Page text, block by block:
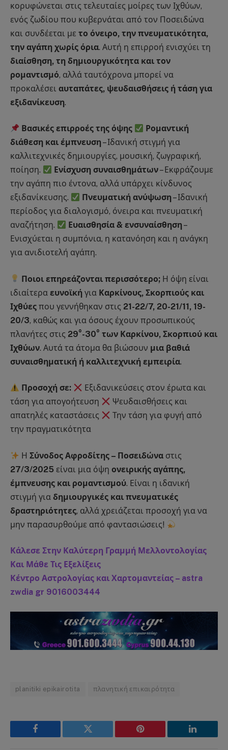
κορυφώνεται στις τελευταίες μοίρες των Ιχθύων,
ενός ζωδίου που κυβερνάται από τον Ποσειδώνα
και συνδέεται με το όνειρο, την πνευματικότητα,
την αγάπη χωρίς όρια. Αυτή η επιρροή ενισχύει τη
διαίσθηση, τη δημιουργικότητα και τον
ρομαντισμό, αλλά ταυτόχρονα μπορεί να
προκαλέσει αυταπάτες, ψευδαισθήσεις ή τάση για
εξιδανίκευση.
Βασικές επιρροές της όψης
Ρομαντική
διάθεση και έμπνευση– Ιδανική στιγμή για
καλλιτεχνικές δημιουργίες, μουσική, ζωγραφική,
ποίηση.
Ενίσχυση συναισθημάτων– Εκφράζουμε
την αγάπη πιο έντονα, αλλά υπάρχει κίνδυνος
εξιδανίκευσης.
Πνευματική ανύψωση– Ιδανική
περίοδος για διαλογισμό, όνειρα και πνευματική
αναζήτηση.
Ευαισθησία & ενσυναίσθηση–
Ενισχύεται η συμπόνια, η κατανόηση και η ανάγκη
για ανιδιοτελή αγάπη.
Ποιοι επηρεάζονται περισσότερο; Η όψη είναι
ιδιαίτερα ευνοϊκή για Καρκίνους, Σκορπιούς και
Ιχθύες που γεννήθηκαν στις 21-22/7, 20-21/11, 19-
20/3, καθώς και για όσους έχουν προσωπικούς
πλανήτες στις 29°-30° των Καρκίνου, Σκορπιού και
Ιχθύων. Αυτά τα άτομα θα βιώσουν μια βαθιά
συναισθηματική ή καλλιτεχνική εμπειρία.
Προσοχή σε:
Εξιδανικεύσεις στον έρωτα και
τάση για απογοήτευση
Ψευδαισθήσεις και
απατηλές καταστάσεις
Την τάση για φυγή από
την πραγματικότητα
ΗΣύνοδος Αφροδίτης – Ποσειδώνα στις
27/3/2025 είναι μια όψη ονειρικής αγάπης,
έμπνευσης και ρομαντισμού. Είναι η ιδανική
στιγμή για δημιουργικές και πνευματικές
δραστηριότητες, αλλά χρειάζεται προσοχή για να
μην παρασυρθούμε από φαντασιώσεις!
Κάλεσε Στην Καλύτερη Γραμμή Μελλοντολογίας
Και Μάθε Τις Εξελίξεις
Κέντρο Αστρολογίας και Χαρτομαντείας – astra
zwdia gr 9016003444
planitiki epikairotita πλανητική επικαιρότητα
Facebook Twitter Pinterest LinkedIn